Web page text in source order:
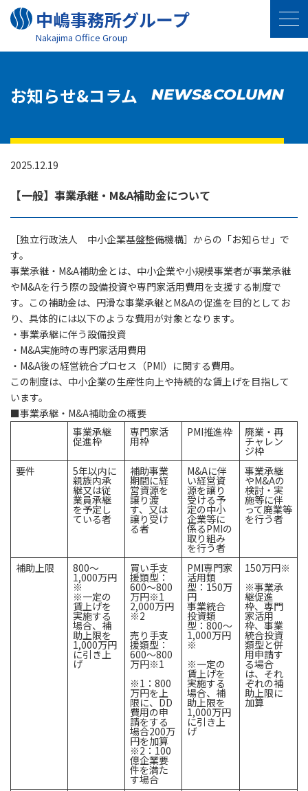
中嶋事務所グループ
Nakajima Oﬃce Group
お知らせ&コラム NEWS&COLUMN
2025.12.19
【一般】事業承継・M&A補助金について
［独立行政法人 中小企業基盤整備機構］からの「お知らせ」で
す。
事業承継・M&A補助金とは、中小企業や小規模事業者が事業承継
やM&Aを行う際の設備投資や専門家活用費用を支援する制度で
す。この補助金は、円滑な事業承継とM&Aの促進を目的としてお
り、具体的には以下のような費用が対象となります。
・事業承継に伴う設備投資
・M&A実施時の専門家活用費用
・M&A後の経営統合プロセス（PMI）に関する費用。
この制度は、中小企業の生産性向上や持続的な賃上げを目指して
います。
■事業承継・M&A補助金の概要
事業承継
促進枠
専門家活
用枠
PMI推進枠 廃業・再
チャレン
ジ枠
要件
5年以内に
親族内承
継又は従
業員承継
を予定し
ている者
補助事業
期間に経
営資源を
譲り渡
す、又は
譲り受け
る者
M&Aに伴
い経営資
源を譲り
受ける予
定の中小
企業等に
係るPMIの
取り組み
を行う者
事業承継
やM&Aの
検討・実
施等に伴
って廃業等
を行う者
補助上限 800～
1,000万円
※
※一定の
賃上げを
実施する
場合、補
助上限を
1,000万円
に引き上
げ
買い手支
援類型：
600～800
万円※1
2,000万円
※2
売り手支
援類型：
600～800
万円※1
※1：800
万円を上
限に、DD
費用の申
請をする
場合200万
円を加算
※2：100
億企業要
件を満た
す場合
PMI専門家
活用類
型：150万
円
事業統合
投資類
型：800～
1,000万円
※
※一定の
賃上げを
実施する
場合、補
助上限を
1,000万円
に引き上
げ
150万円※
※事業承
継促進
枠、専門
家活用
枠、事業
統合投資
類型と併
用申請す
る場合
は、それ
ぞれの補
助上限に
加算